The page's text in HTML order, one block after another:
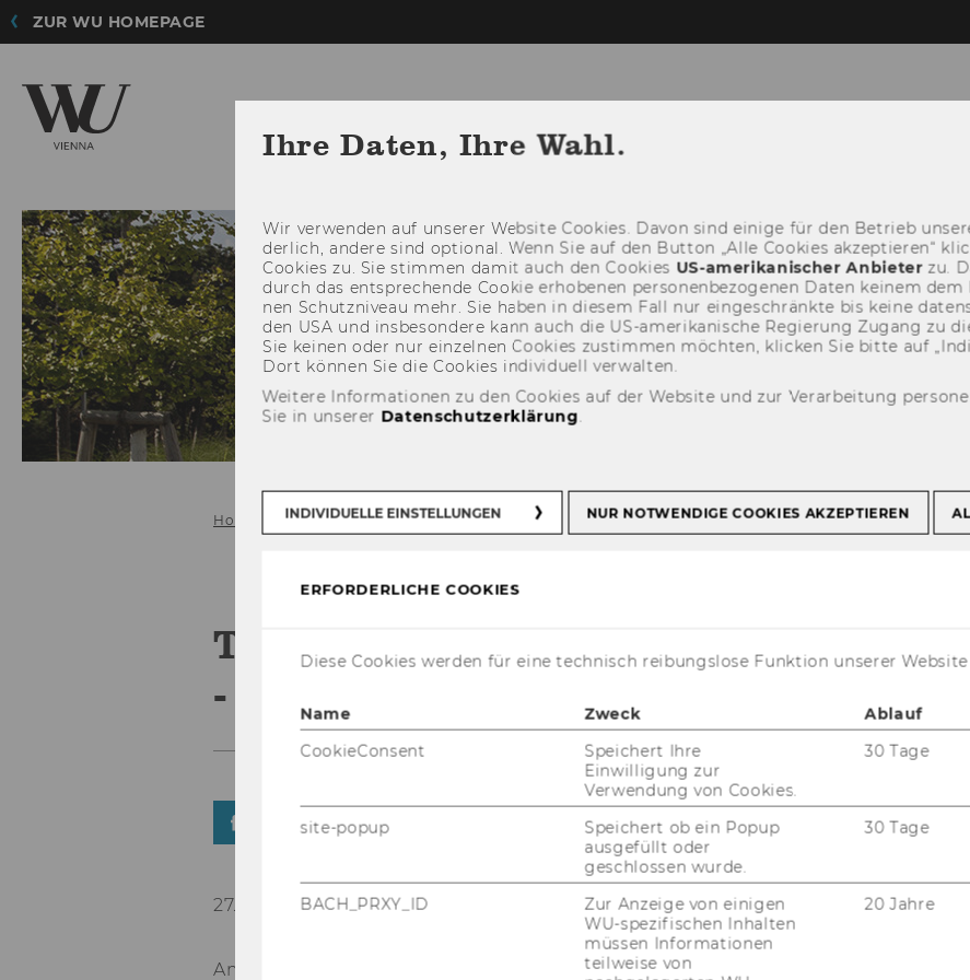
ZUR WU HOMEPAGE
Home
TEDx Donauinsel Salon: Impact
- alle Videos
TEILEN
27. Februar 2024
Am 29. Sep­tem­ber, 2023, waren die NGO Aca­de­my
Ihre Daten, Ihre Wahl.
Wir ver­wen­den auf un­se­rer Web­site Coo­kies. Davon sind ei­ni­ge für den Be­trieb
der­lich, an­de­re sind op­tio­nal. Wenn Sie auf den But­ton „Alle Coo­kies ak­zep­tie­ren“
Coo­kies zu. Sie stim­men damit auch den Coo­kies US-​amerikanischer An­bie­terzu.
durch das ent­spre­chen­de Coo­kie er­ho­be­nen per­so­nen­be­zo­ge­nen Daten kei­nem
nen Schutz­ni­veau mehr. Sie haben in die­sem Fall nur ein­ge­schränk­te bis keine
den USA und ins­be­son­de­re kann auch die US-​amerikanische Re­gie­rung Zu­gang zu
Sie kei­nen oder nur ein­zel­nen Coo­kies zu­stim­men möch­ten, kli­cken Sie bitte auf
Dort kön­nen Sie die Coo­kies in­di­vi­du­ell ver­wal­ten.
Weitere Informationen zu den Cookies auf der Website und zur Verarbeitung
Sie in unserer Datenschutzerklärung.
INDIVIDUELLE EINSTELLUNGEN NUR NOTWENDIGE COOKIES AKZEPTIEREN
ERFORDERLICHE COOKIES
Diese Cookies werden für eine technisch reibungslose Funktion unserer
Name Zweck Ablauf
CookieConsent
Speichert Ihre
Einwilligung zur
Verwendung von Cookies.
30 Tage
site-popup
Speichert ob ein Popup
ausgefüllt oder
geschlossen wurde.
30 Tage
BACH_PRXY_ID
Zur Anzeige von einigen
WU-spezifischen Inhalten
müssen Informationen
teilweise von
20 Jahre